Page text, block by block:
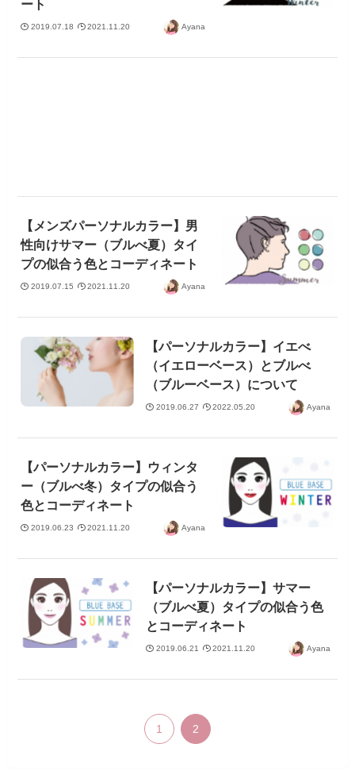
ート
2019.07.18 2021.11.20 Ayana
【メンズパーソナルカラー】男
性向けサマー（ブルべ夏）タイ
プの似合う色とコーディネート
2019.07.15 2021.11.20 Ayana
【パーソナルカラー】イエべ
（イエローベース）とブルべ
（ブルーベース）について
2019.06.27 2022.05.20 Ayana
【パーソナルカラー】ウィンタ
ー（ブルべ冬）タイプの似合う
色とコーディネート
2019.06.23 2021.11.20 Ayana
【パーソナルカラー】サマー
（ブルべ夏）タイプの似合う色
とコーディネート
2019.06.21 2021.11.20 Ayana
1 2